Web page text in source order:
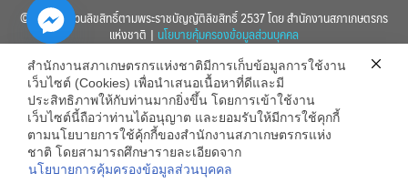
© 2560 สงวนลิขสิทธิ์ตามพระราชบัญญัติลิขสิทธิ์ 2537 โดย สำนักงานสภาเกษตรกร
แห่งชาติ | นโยบายคุ้มครองข้อมูลส่วนบุคคล
สำนักงานสภาเกษตรกรแห่งชาติมีการเก็บข้อมูลการใช้งาน
เว็บไซต์ (Cookies) เพื่อนำเสนอเนื้อหาที่ดีและมี
ประสิทธิภาพให้กับท่านมากยิ่งขึ้น โดยการเข้าใช้งาน
เว็บไซต์นี้ถือว่าท่านได้อนุญาต และยอมรับให้มีการใช้คุกกี้
ตามนโยบายการใช้คุ้กกี้ของสำนักงานสภาเกษตรกรแห่ง
ชาติ โดยสามารถศึกษารายละเอียดจาก
นโยบายการคุ้มครองข้อมูลส่วนบุคคล
Hide
chaty